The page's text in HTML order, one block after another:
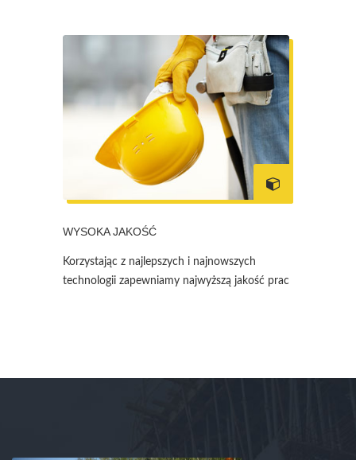
WYSOKA JAKOŚĆ
Korzystając z najlepszych i najnowszych
technologii zapewniamy najwyższą jakość prac